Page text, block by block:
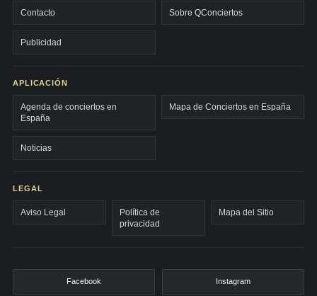
Contacto Sobre QConciertos
Publicidad
APLICACIÓN
Agenda de conciertos en
España
Mapa de Conciertos en España
Noticias
LEGAL
Aviso Legal
Política de
privacidad
Mapa del Sitio
Facebook Instagram